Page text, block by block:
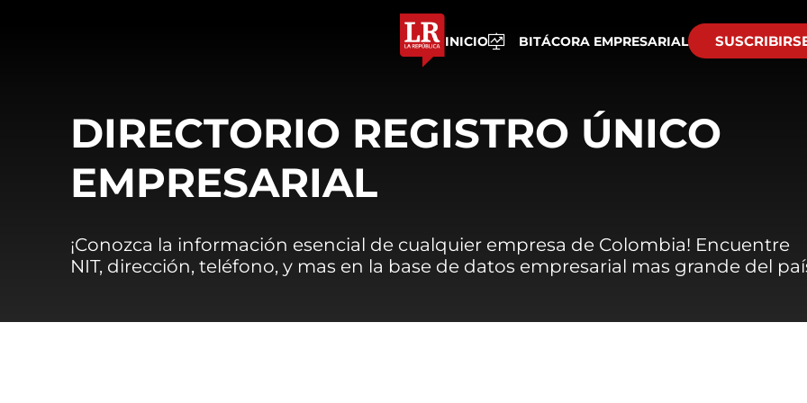
INICIO BITÁCORA EMPRESARIAL
DIRECTORIO REGISTRO ÚNICO
EMPRESARIAL
¡Conozca la información esencial de cualquier empresa de Colombia! Encuentre
NIT, dirección, teléfono, y mas en la base de datos empresarial mas grande del